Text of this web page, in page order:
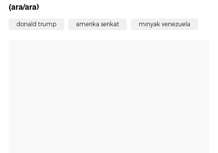
(ara/ara)
donald trump amerika serikat minyak venezuela